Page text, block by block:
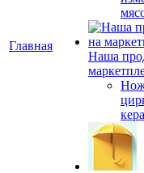
Главная
Наша